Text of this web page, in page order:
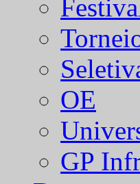
OE
GP